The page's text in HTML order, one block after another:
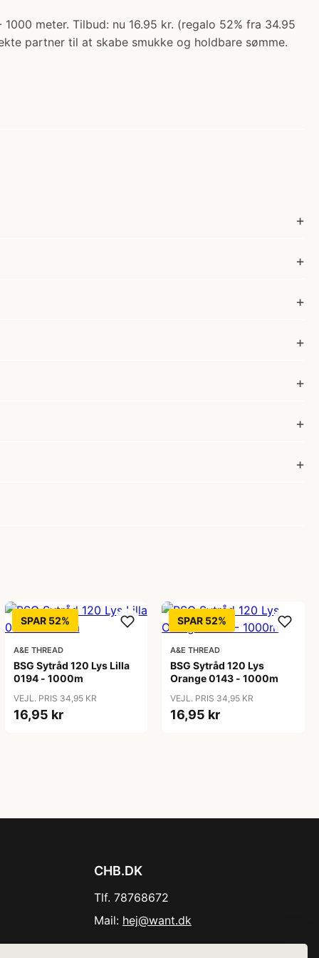
meter. Tilbud: nu 16.95 kr. (regalo 52% fra 34.95
partner til at skabe smukke og holdbare sømme.
SPAR 52%
A&E THREAD
BSG Sytråd 120 Lys Lilla
0194 - 1000m
VEJL. PRIS 34,95 KR
16,95 kr
SPAR 52%
A&E THREAD
BSG Sytråd 120 Lys
Orange 0143 - 1000m
VEJL. PRIS 34,95 KR
16,95 kr
CHB.DK
Tlf. 78768672
Mail: hej@want.dk